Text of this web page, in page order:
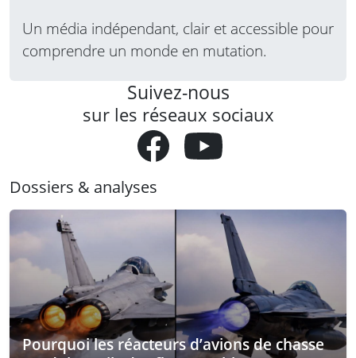
Un média indépendant, clair et accessible pour
comprendre un monde en mutation.
Suivez-nous
sur les réseaux sociaux
Dossiers & analyses
Pourquoi les réacteurs d’avions de chasse